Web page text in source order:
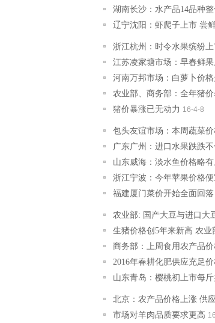
湖南长沙：水产品14品种
辽宁沈阳：虾爬子上市 尝
浙江杭州：时令水果缤纷
江苏凌家塘市场：早春鲜
河南万邦市场：白萝卜价
农业部、商务部：全年猪
猪价暴涨已无动力 16-4-8
包头友谊市场：本周蔬菜
广东广州：进口水果跌跌
山东威海：淡水鱼价格略
浙江宁波：今年苹果价格
福建厦门菜价开始全面回
农业部: 国产大豆与进口大
生猪价格创5年来新高 农
商务部：上周食用农产品
2016年春耕化肥供应充足
山东青岛：樱桃初上市每
北京：农产品价格上涨 供
市场对羊肉品质要求更高